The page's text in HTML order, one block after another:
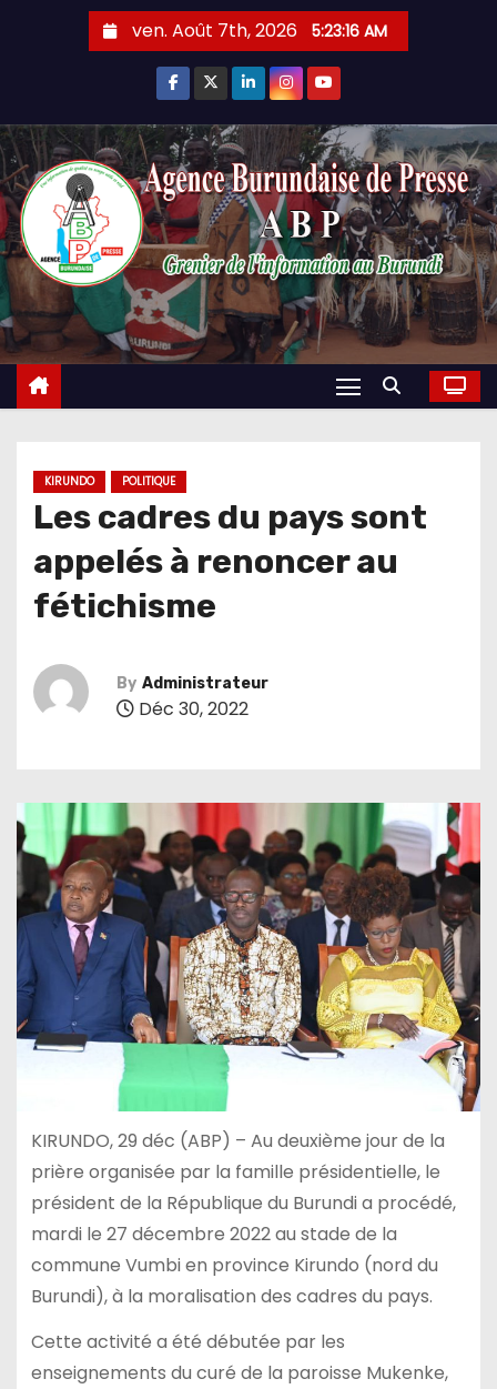
ven. Août 7th, 2026 5:23:17 AM
KIRUNDO POLITIQUE
Les cadres du pays sont
appelés à renoncer au
fétichisme
By Administrateur
Déc 30, 2022
KIRUNDO, 29 déc (ABP) – Au deuxième jour de la
prière organisée par la famille présidentielle, le
président de la République du Burundi a procédé,
mardi le 27 décembre 2022 au stade de la
commune Vumbi en province Kirundo (nord du
Burundi), à la moralisation des cadres du pays.
Cette activité a été débutée par les
enseignements du curé de la paroisse Mukenke,